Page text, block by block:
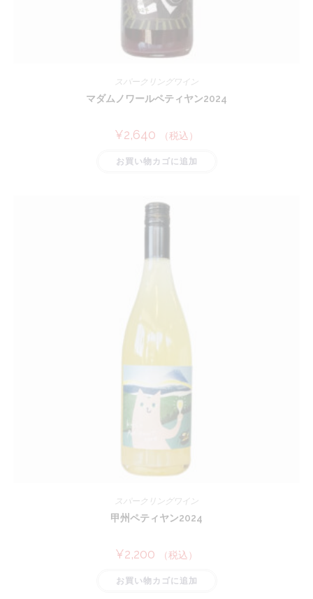
スパークリングワイン
マダムノワールペティヤン2024
¥2,640 （税込）
お買い物カゴに追加
スパークリングワイン
甲州ペティヤン2024
¥2,200 （税込）
お買い物カゴに追加